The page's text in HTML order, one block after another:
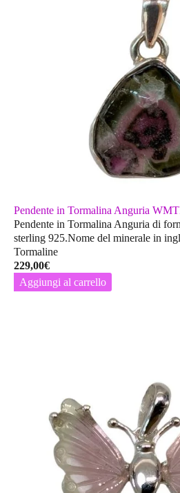
Pendente in Tormalina Anguria
Pendente in Tormalina Anguria di
sterling 925.Nome del minerale in
Tormaline
229,00€
Aggiungi al carrello